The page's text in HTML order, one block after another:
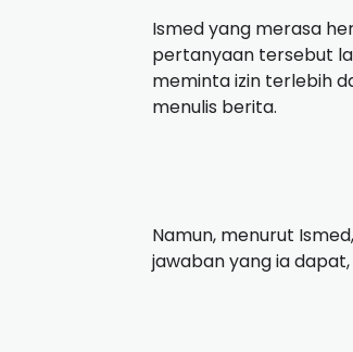
Ismed yang merasa
pertanyaan tersebut
meminta izin terlebih
menulis berita.
Namun, menurut
jawaban yang ia